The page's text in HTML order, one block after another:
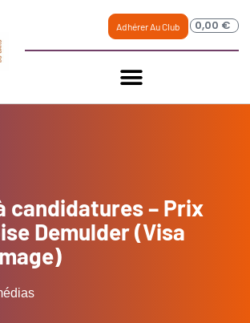
Adhérer Au Club 0,00 €
candidatures – Prix
Demulder (Visa